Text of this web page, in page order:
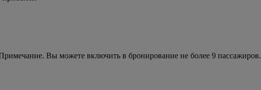
Вы можете включить в бронирование не более 9 пассажиров.